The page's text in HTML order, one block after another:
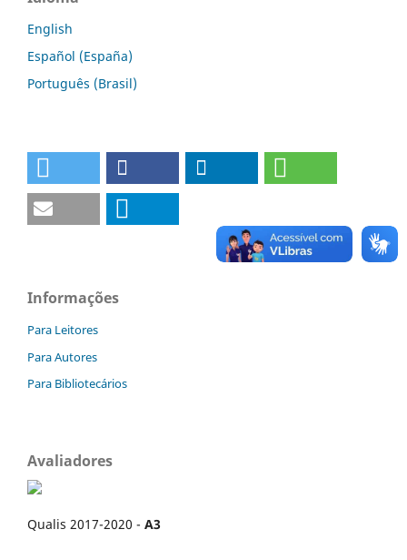
English
Español (España)
Português (Brasil)
Informações
Para Leitores
Para Autores
Para Bibliotecários
Avaliadores
Qualis 2017-2020 - A3